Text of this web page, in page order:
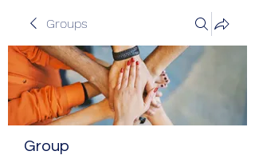
Groups
Group